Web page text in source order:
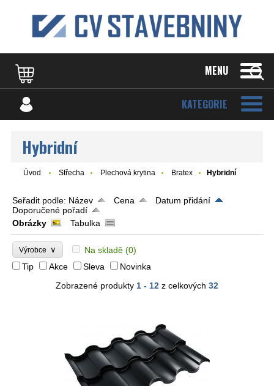
MENU
KATEGORIE
Hybridní
Úvod Střecha Plechová krytina Bratex Hybridní
Seřadit podle: Název Cena
Datum přidání
Doporučené pořadí
Obrázky
Tabulka
Výrobce ∨ Na skladě (0)
Tip
Akce Sleva
Novinka
Zobrazené produkty 1 - 12 z celkových 32